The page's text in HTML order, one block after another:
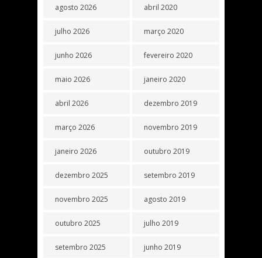
agosto 2026
julho 2026
junho 2026
maio 2026
abril 2026
março 2026
janeiro 2026
dezembro 2025
novembro 2025
outubro 2025
setembro 2025
abril 2020
março 2020
fevereiro 2020
janeiro 2020
dezembro 2019
novembro 2019
outubro 2019
setembro 2019
agosto 2019
julho 2019
junho 2019